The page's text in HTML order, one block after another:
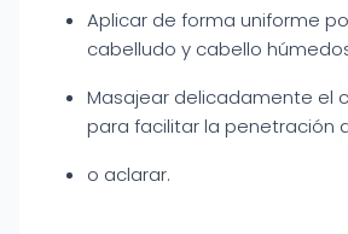
Aplicar de forma uniforme
cabelludo y cabello
Masajear delicadamente el
para facilitar la penetración
o aclarar.